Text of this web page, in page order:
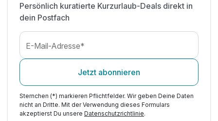
Persönlich kuratierte Kurzurlaub-Deals direkt in
dein Postfach
E-Mail-Adresse*
Jetzt abonnieren
Sternchen (*) markieren Pflichtfelder. Wir geben Deine Daten
nicht an Dritte. Mit der Verwendung dieses Formulars
akzeptierst Du unsere Datenschutzrichtlinie.